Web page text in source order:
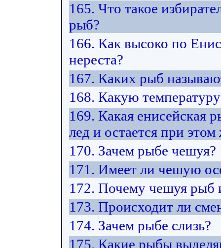
165. Что такое
рыб?
166. Как высоко по
нереста?
167. Каких рыб
168. Какую
169. Какая енисейская
лед и остается при
170. Зачем рыбе чешуя?
171. Имеет ли чешую
172. Почему чешуя рыб
173. Происходит ли
174. Зачем рыбе слизь?
175. Какие рыбы